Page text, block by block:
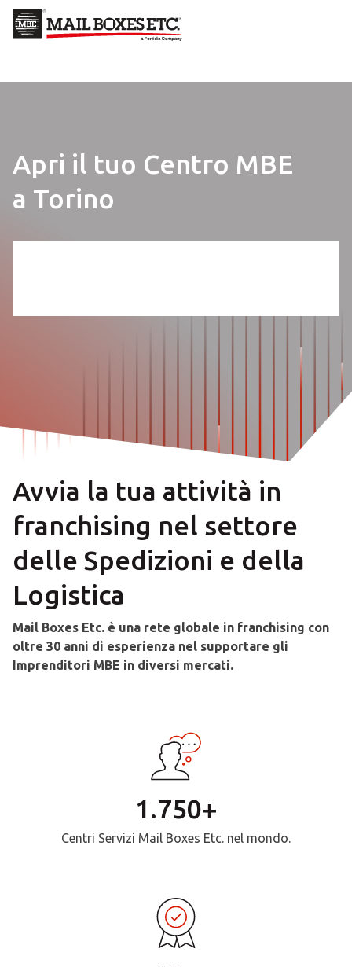
Skip to main content
Apri il tuo Centro MBE
a Torino
Avvia la tua attività in
franchising nel settore
delle Spedizioni e della
Logistica
Mail Boxes Etc. è una rete globale in franchising con
oltre 30 anni di esperienza nel supportare gli
Imprenditori MBE in diversi mercati.
1.750+
Centri Servizi Mail Boxes Etc. nel mondo.